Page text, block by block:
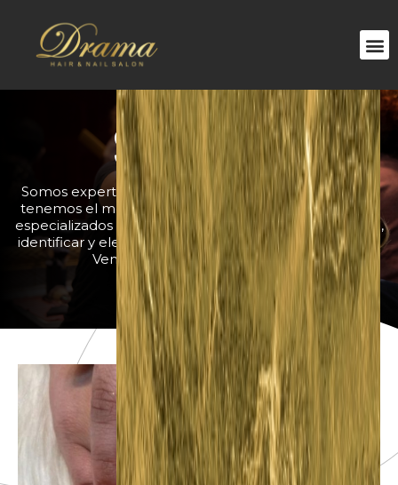
SERVICIOS
Somos expertos en el cuidado de tu belleza, por eso
tenemos el mejor equipo de estilistas y profesionales
especializados en las mejores técnicas para asesorarte,
identificar y elegir los mejores procedimientos para ti.
Ven visítanos y déjate enamorar